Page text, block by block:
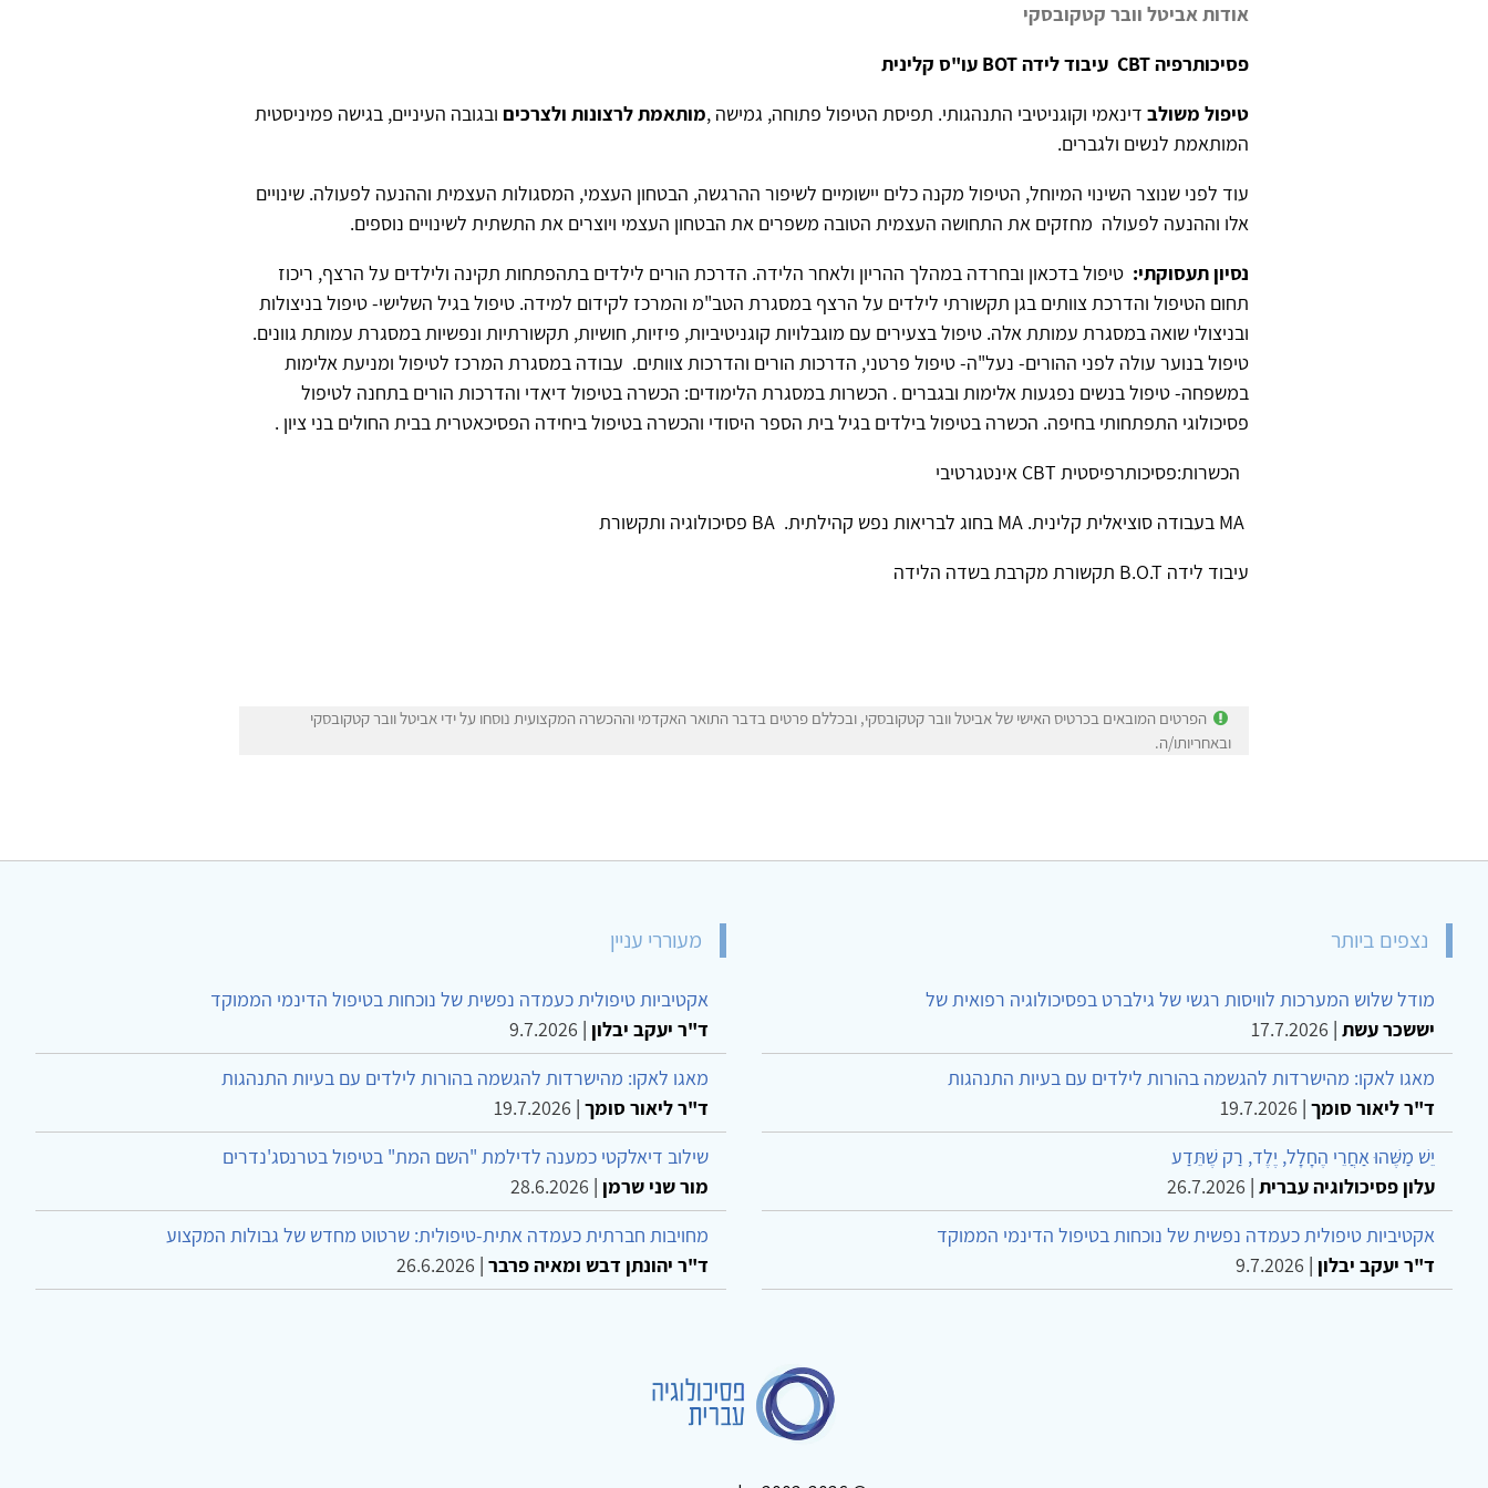
אודות אביטל וובר קטקובסקי
פסיכותרפיה CBT
עיבוד לידה BOT עו"ס קלינית
טיפול משולב דינאמי וקוגניטיבי התנהגותי. תפיסת הטיפול פתוחה, גמישה ,מותאמת לרצונות ולצרכים ובגובה העיניים, בגישה פמיניסטית
המותאמת לנשים ולגברים.
עוד לפני שנוצר השינוי המיוחל, הטיפול מקנה כלים יישומיים לשיפור ההרגשה, הבטחון העצמי, המסגולות העצמית וההנעה לפעולה. שינויים
אלו וההנעה לפעולה מחזקים את התחושה העצמית הטובה משפרים את הבטחון העצמי ויוצרים את התשתית לשינויים נוספים.
נסיון תעסוקתי: טיפול בדכאון ובחרדה במהלך ההריון ולאחר הלידה. הדרכת הורים לילדים בתהפתחות תקינה ולילדים על הרצף, ריכוז
תחום הטיפול והדרכת צוותים בגן תקשורתי לילדים על הרצף במסגרת הטב"מ והמרכז לקידום למידה. טיפול בגיל השלישי- טיפול בניצולות
ובניצולי שואה במסגרת עמותת אלה. טיפול בצעירים עם מוגבלויות קוגניטיביות, פיזיות, חושיות, תקשורתיות ונפשיות במסגרת עמותת גוונים.
טיפול בנוער עולה לפני ההורים- נעל"ה- טיפול פרטני, הדרכות הורים והדרכות צוותים. עבודה במסגרת המרכז לטיפול ומניעת אלימות
במשפחה- טיפול בנשים נפגעות אלימות ובגברים . הכשרות במסגרת הלימודים: הכשרה בטיפול דיאדי והדרכות הורים בתחנה לטיפול
פסיכולוגי התפתחותי בחיפה. הכשרה בטיפול בילדים בגיל בית הספר היסודי והכשרה בטיפול ביחידה הפסיכאטרית בבית החולים בני ציון .
הכשרות:פסיכותרפיסטית CBT אינטגרטיבי
עיבוד לידה B.O.T תקשורת מקרבת בשדה הלידה
הפרטים המובאים בכרטיס האישי של אביטל וובר קטקובסקי, ובכללם פרטים בדבר התואר האקדמי וההכשרה המקצועית נוסחו על ידי אביטל וובר קטקובסקי
ובאחריותו/ה.
נצפים ביותר
מודל שלוש המערכות לוויסות רגשי של גילברט בפסיכולוגיה רפואית של
יששכר עשת |
17.7.2026
מאגו לאקו: מהישרדות להגשמה בהורות לילדים עם בעיות התנהגות
ד"ר ליאור סומך |
19.7.2026
יֵשׁ מַשֶּׁהוּ אַחֲרֵי הֶחָלָל, יֶלֶד, רַק שֶׁתֵּדַע
עלון פסיכולוגיה עברית |
26.7.2026
אקטיביות טיפולית כעמדה נפשית של נוכחות בטיפול הדינמי הממוקד
ד"ר יעקב יבלון |
9.7.2026
מעוררי עניין
אקטיביות טיפולית כעמדה נפשית של נוכחות בטיפול הדינמי הממוקד
ד"ר יעקב יבלון |
9.7.2026
מאגו לאקו: מהישרדות להגשמה בהורות לילדים עם בעיות התנהגות
ד"ר ליאור סומך |
19.7.2026
שילוב דיאלקטי כמענה לדילמת "השם המת" בטיפול בטרנסג'נדרים
מור שני שרמן |
28.6.2026
מחויבות חברתית כעמדה אתית-טיפולית: שרטוט מחדש של גבולות המקצוע
ד"ר יהונתן דבש ומאיה פרבר |
26.6.2026